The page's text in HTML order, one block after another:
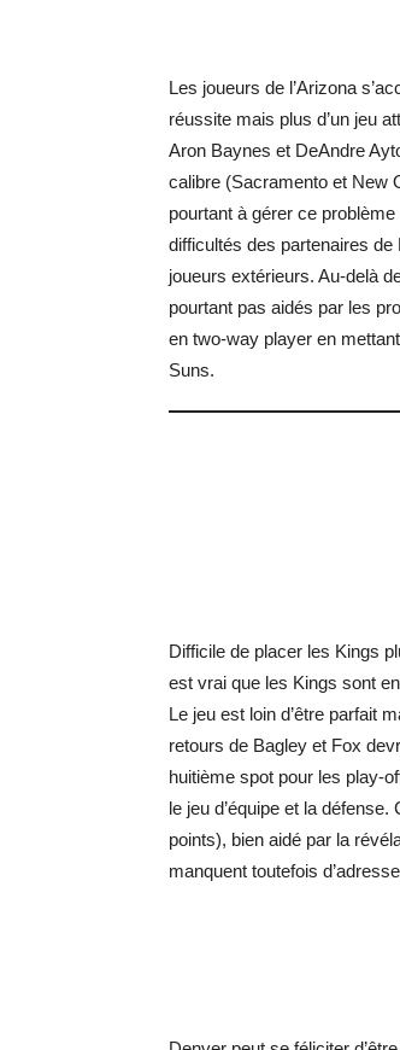
Les joueurs de l’Arizona
réussite mais plus d’un jeu
Aron Baynes et DeAndre
calibre (Sacramento et New
pourtant à gérer ce
difficultés des partenaires
joueurs extérieurs. Au-delà
pourtant pas aidés par les
en two-way player en
Suns.
Difficile de placer les Kings
est vrai que les Kings sont
Le jeu est loin d’être parfait
retours de Bagley et Fox
huitième spot pour les play-
le jeu d’équipe et la
points), bien aidé par la
manquent toutefois